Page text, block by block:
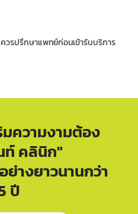
รปรึกษาแพทย์ก่อนเข้ารับบริการ
ความงามต้อง
ท์ คลินิก"
ย่างยาวนานกว่า
ปี